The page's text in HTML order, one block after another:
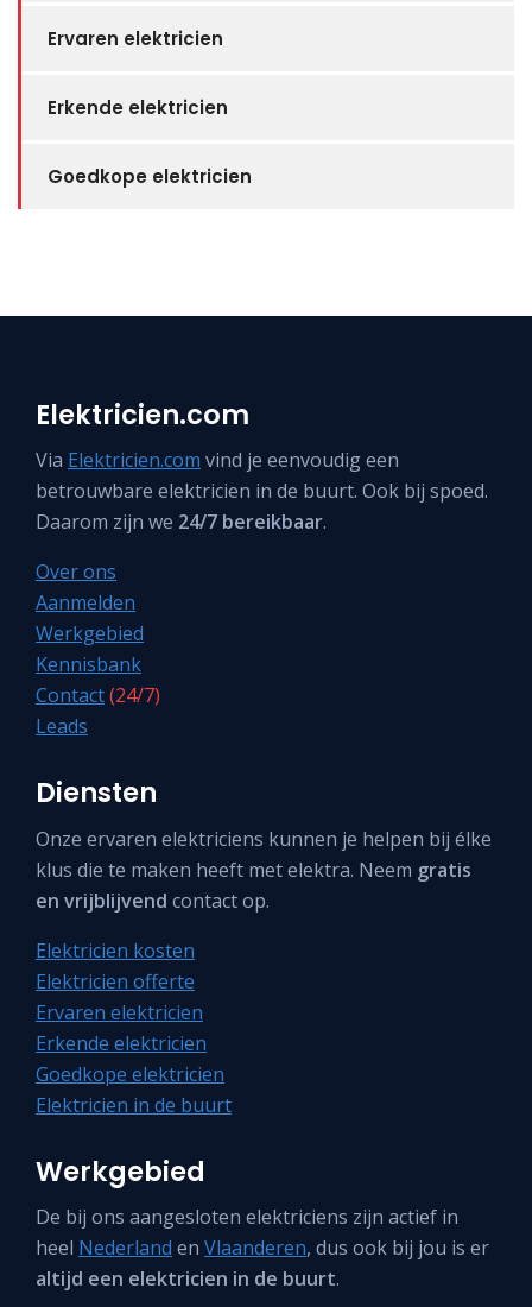
Ervaren elektricien
Erkende elektricien
Goedkope elektricien
Elektricien.com
Via Elektricien.com vind je eenvoudig een
betrouwbare elektricien in de buurt. Ook bij spoed.
Daarom zijn we 24/7 bereikbaar.
Over ons
Aanmelden
Werkgebied
Kennisbank
Contact(24/7)
Leads
Diensten
Onze ervaren elektriciens kunnen je helpen bij élke
klus die te maken heeft met elektra. Neem gratis
en vrijblijvend contact op.
Elektricien kosten
Elektricien offerte
Ervaren elektricien
Erkende elektricien
Goedkope elektricien
Elektricien in de buurt
Werkgebied
De bij ons aangesloten elektriciens zijn actief in
heel Nederland en Vlaanderen, dus ook bij jou is er
altijd een elektricien in de buurt.